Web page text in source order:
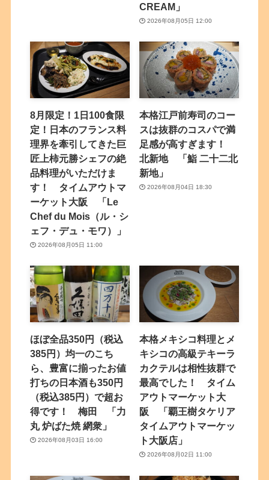
CREAM」
2026年08月05日 12:00
8月限定！1日100食限
定！日本のフランス料
理界を牽引してきた巨
匠上柿元勝シェフの絶
品料理がいただけま
す！ タイムアウトマ
ーケット大阪 「Le
Chef du Mois（ル・シ
ェフ・デュ・モワ）」
2026年08月05日 11:00
本格江戸前寿司のコー
スは抜群のコスパで満
足感が高すぎます！
北新地 「鮨 二十二北
新地」
2026年08月04日 18:30
ほぼ全品350円（税込
385円）均一のこち
ら、豊富に揃ったお値
打ちの日本酒も350円
（税込385円）で超お
得です！ 梅田 「力
丸 炉ばた焼 網衆」
2026年08月03日 16:00
本格メキシコ料理とメ
キシコの高級テキーラ
カクテルは相性抜群で
最高でした！ タイム
アウトマーケット大
阪 「覇王樹タケリア
タイムアウトマーケッ
ト大阪店」
2026年08月02日 11:00